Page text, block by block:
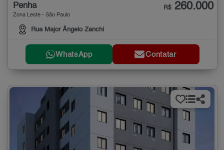
Penha
Zona Leste - São Paulo
Rua Major Ângelo Zanchi
R$ 260.000
WhatsApp Contatar